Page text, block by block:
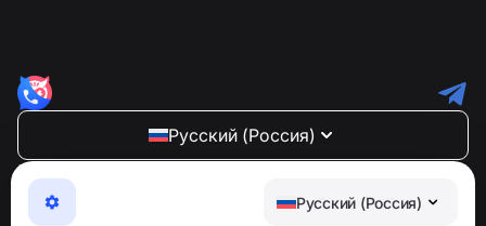
Русский (Россия)
Русский (Россия)
NumBuster © 2013—2026 ·
Максимально удобное приложение для защиты от
телефонных мошенников, спама и нежелательных